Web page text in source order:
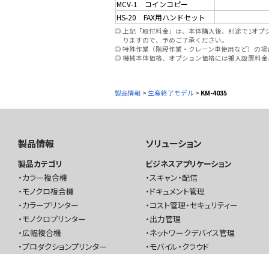
MCV-1 コインコピー
HS-20 FAX用ハンドセット
◎ 上記「取付料金」は、本体購入後、別途で1オ
りますので、予めご了承ください。
◎特殊作業（階段作業・クレーン車使用など）の
◎機械本体価格、オプション価格には搬入設置料
製品情報 > 生産終了モデル > KM-4035
製品情報
製品カテゴリ
カラー複合機
モノクロ複合機
カラープリンター
モノクロプリンター
広幅複合機
プロダクションプリンター
ソリューション
ビジネスアプリケーション
スキャン・配信
ドキュメント管理
コスト管理・セキュリティー
出力管理
ネットワークデバイス管理
モバイル・クラウド